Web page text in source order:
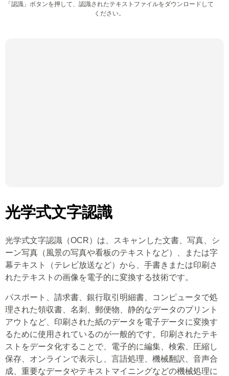
「認識」ボタンを押して、認識されたテキストファイルをダウンロードして
ください。
光学式文字認識
光学式文字認識（OCR）は、スキャンした文書、写真、シ
ーン写真（風景の写真や看板のテキストなど）、または字
幕テキスト（テレビ放送など）から、手書きまたは印刷さ
れたテキストの画像を電子的に変換する技術です。
パスポート、請求書、銀行取引明細書、コンピュータで処
理された領収書、名刺、郵便物、静的なデータのプリント
アウトなど、印刷された紙のデータを電子データに変換す
るために使用されているのが一般的です。印刷されたテキ
ストをデータ化することで、電子的に編集、検索、圧縮し
保存、オンラインで表示し、言語処理、機械翻訳、音声合
成、重要なデータやテキストマイニングなどの機械処理に